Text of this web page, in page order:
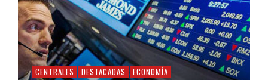
CENTRALES DESTACADAS ECONOMÍA